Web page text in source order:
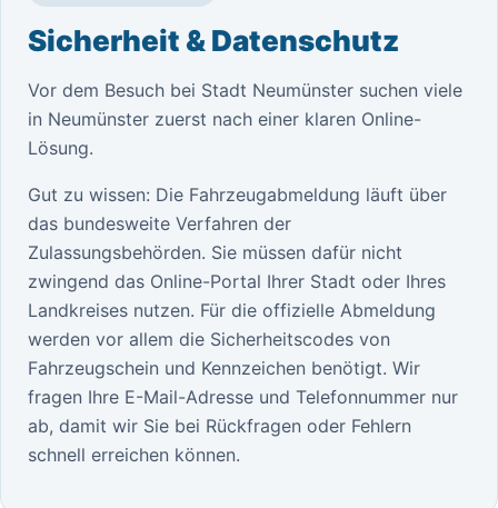
Sicherheit & Datenschutz
Vor dem Besuch bei Stadt Neumünster suchen viele
in Neumünster zuerst nach einer klaren Online-
Lösung.
Gut zu wissen: Die Fahrzeugabmeldung läuft über
das bundesweite Verfahren der
Zulassungsbehörden. Sie müssen dafür nicht
zwingend das Online-Portal Ihrer Stadt oder Ihres
Landkreises nutzen. Für die offizielle Abmeldung
werden vor allem die Sicherheitscodes von
Fahrzeugschein und Kennzeichen benötigt. Wir
fragen Ihre E-Mail-Adresse und Telefonnummer nur
ab, damit wir Sie bei Rückfragen oder Fehlern
schnell erreichen können.